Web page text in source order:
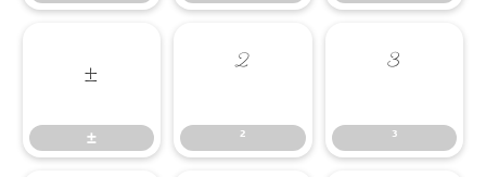
±
±
²
²
³
³